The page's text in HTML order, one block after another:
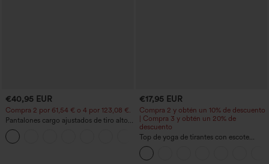
€40,95 EUR
Compra 2 por 61,54 € o 4 por 123,08 €.
Pantalones cargo ajustados de tiro alto
con múltiples bolsillos y cremallera con
botones
+10
€17,95 EUR
Compra 2 y obtén un 10% de descuento
| Compra 3 y obtén un 20% de
descuento
Top de yoga de tirantes con escote
redondo, fruncido y tacto fresco -
UPF50+